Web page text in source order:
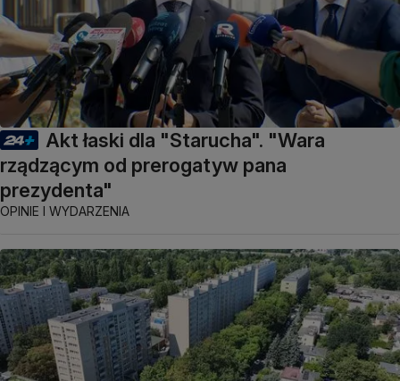
Akt łaski dla "Starucha". "Wara
rządzącym od prerogatyw pana
prezydenta"
OPINIE I WYDARZENIA